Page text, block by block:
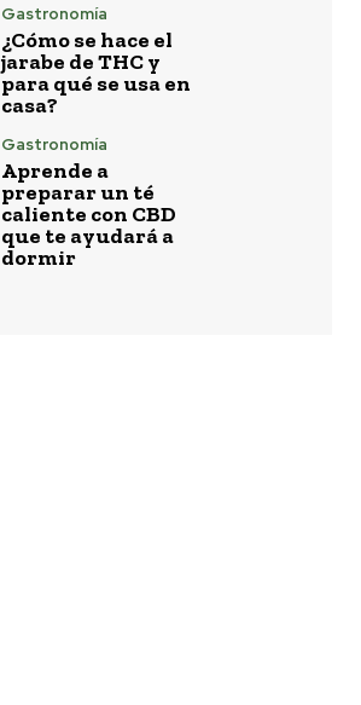
Gastronomía
¿Cómo se hace el
jarabe de THC y
para qué se usa en
casa?
Gastronomía
Aprende a
preparar un té
caliente con CBD
que te ayudará a
dormir